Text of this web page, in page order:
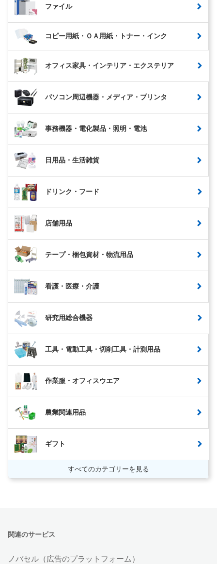
ファイル
コピー用紙・ＯＡ用紙・トナー・インク
オフィス家具・インテリア・エクステリア
パソコン周辺機器・メディア・プリンタ
事務機器・電化製品・照明・電池
日用品・生活雑貨
ドリンク・フード
店舗用品
テープ・梱包資材・物流用品
看護・医療・介護
研究用総合機器
工具・電動工具・切削工具・計測用品
作業服・オフィスウエア
農業関連用品
ギフト
すべてのカテゴリーを見る
関連のサービス
ノバセル（広告のプラットフォーム）